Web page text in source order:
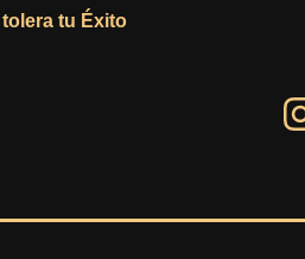
tu Éxito